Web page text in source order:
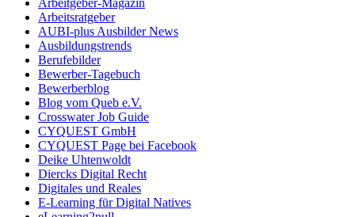
Arbeitgeber-Magazin
Arbeitsratgeber
AUBI-plus Ausbilder News
Ausbildungstrends
Berufebilder
Bewerber-Tagebuch
Bewerberblog
Blog vom Queb e.V.
Crosswater Job Guide
CYQUEST GmbH
CYQUEST Page bei Facebook
Deike Uhtenwoldt
Diercks Digital Recht
Digitales und Reales
E-Learning für Digital Natives